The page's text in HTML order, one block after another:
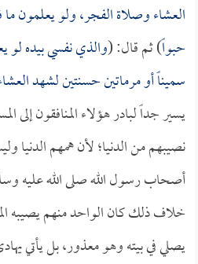
العشاء وصلاة الفجر، ولو يعلمون ما
حبواً) ثم قال: (والذي نفسي بيده لو
سميناً أو مرماتين حسنتين لشهد
يسير جداً لبادر هؤلاء المنافقون
نصيبهم من الدنيا؛ لأن همهم الدنيا
أصحاب رسول الله صلى الله عليه
خلاف ذلك كان الواحد منهم يصيبه
يصلي في بيته وهو معذور، بل يأتي